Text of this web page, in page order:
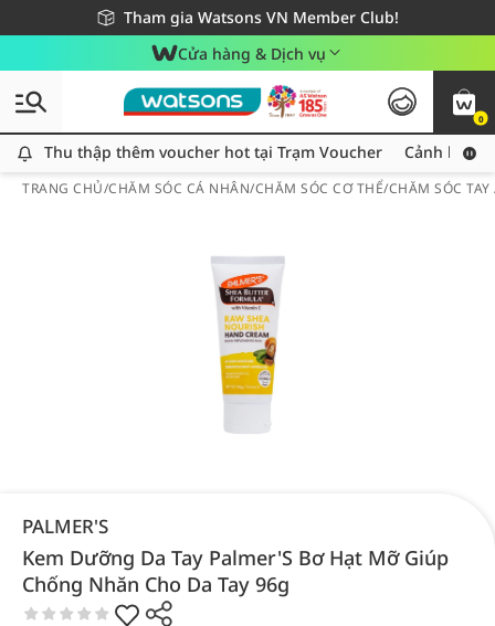
Tham gia Watsons VN Member Club!
Miễn phí giao hàng cho đơn hàng từ 249,000Đ
Giao hàng nhanh 24h - Áp dụng khu vực TP. Hồ Chí Minh
Cửa hàng & Dịch vụ
0
Thu thập thêm voucher hot tại Trạm Voucher
Thu thập thêm voucher hot tại Trạm Voucher Cảnh báo
TRANG CHỦ/CHĂM SÓC CÁ NHÂN/CHĂM SÓC CƠ THỂ/CHĂM SÓC
PALMER'S
Kem Dưỡng Da Tay Palmer'S Bơ Hạt Mỡ Giúp
Chống Nhăn Cho Da Tay 96g